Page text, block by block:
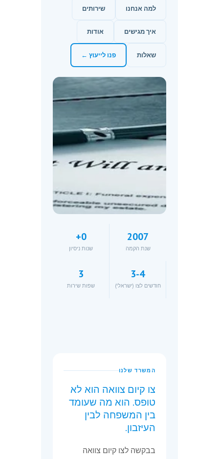
למה אנחנו שירותים
איך מגישים אודות
שאלות פנו לייעוץ ←
2007
שנת הקמה
0
+
שנות ניסיון
3-4
חודשים לצו (ישראלי)
3
שפות שירות
המשרד שלנו
צו קיום צוואה הוא לא
טופס. הוא מה שעומד
בין המשפחה לבין
העיזבון.
בבקשה לצו קיום צוואה